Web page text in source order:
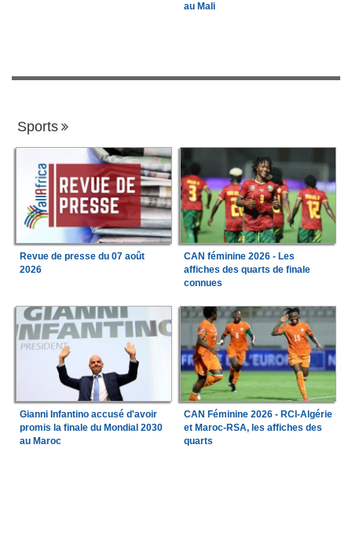
au Mali
Sports
Revue de presse du 07 août
2026
CAN féminine 2026 - Les
affiches des quarts de finale
connues
Gianni Infantino accusé d'avoir
promis la finale du Mondial 2030
au Maroc
CAN Féminine 2026 - RCI-Algérie
et Maroc-RSA, les affiches des
quarts